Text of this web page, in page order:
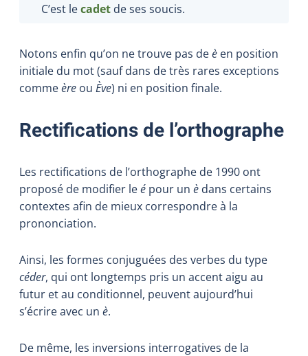
C’est lecadet de ses soucis.
Notons enfin qu’on ne trouve pas deè en position
initiale du mot (sauf dans de très rares exceptions
commeère ou Ève) ni en position finale.
Rectifications de l’orthographe
Les rectifications de l’orthographe de 1990 ont
proposé de modifier leé pour un è dans certains
contextes afin de mieux correspondre à la
prononciation.
Ainsi, les formes conjuguées des verbes du type
céder, qui ont longtemps pris un accent aigu au
futur et au conditionnel, peuvent aujourd’hui
s’écrire avec un è.
De même, les inversions interrogatives de la